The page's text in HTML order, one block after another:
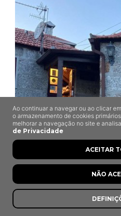
Tasquinha do
Ao continuar a navegar ou ao clicar
o armazenamento de cookies
melhorar a navegação no site e
de Privacidade
NÃO
ACEITAR